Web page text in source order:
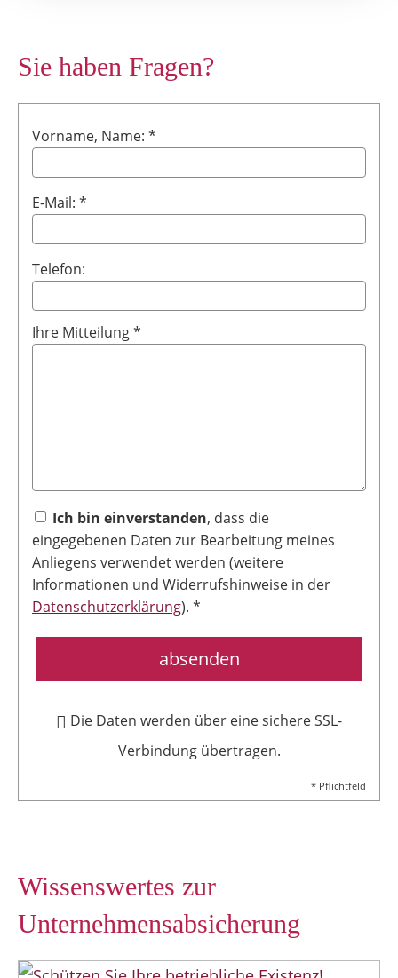
Sie haben Fragen?
Vorname, Name: *
E-Mail: *
Telefon:
Ihre Mitteilung *
Ich bin einverstanden, dass die
eingegebenen Daten zur Bearbeitung meines
Anliegens verwendet werden (weitere
Informationen und Widerrufshinweise in der
Datenschutzerklärung). *
absenden
Die Daten werden über eine sichere SSL-
Verbindung übertragen.
* Pflichtfeld
Wissenswertes zur
Unternehmens­absicherung